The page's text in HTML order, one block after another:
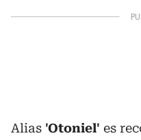
Alias 'Otoniel' es